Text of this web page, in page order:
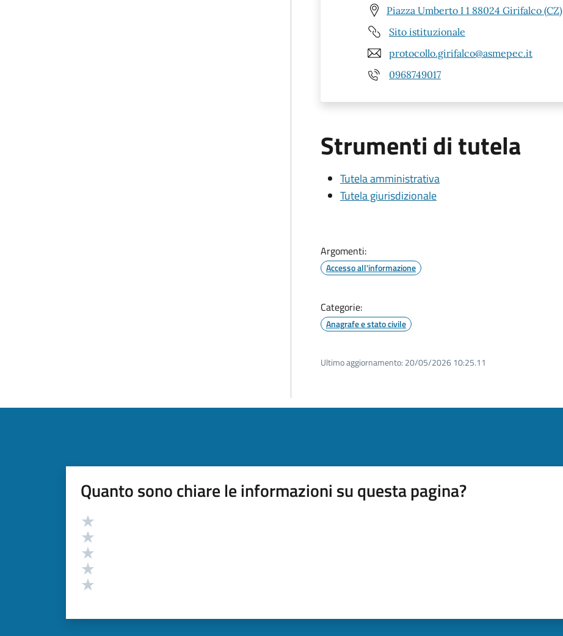
Piazza Umberto I 1 88024 Girifalco (CZ)
Sito istituzionale
protocollo.girifalco@asmepec.it
0968749017
Strumenti di tutela
Tutela amministrativa
Tutela giurisdizionale
Argomenti:
Accesso all'informazione
Categorie:
Anagrafe e stato civile
Ultimo aggiornamento: 20/05/2026 10:25.11
Quanto sono chiare le informazioni su questa pagina?
Valutazione